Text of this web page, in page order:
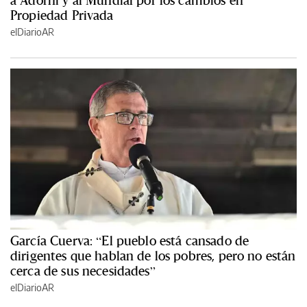
Propiedad Privada
elDiarioAR
García Cuerva: “El pueblo está cansado de
dirigentes que hablan de los pobres, pero no están
cerca de sus necesidades”
elDiarioAR